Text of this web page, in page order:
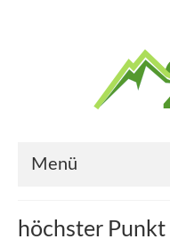
Menü
höchster